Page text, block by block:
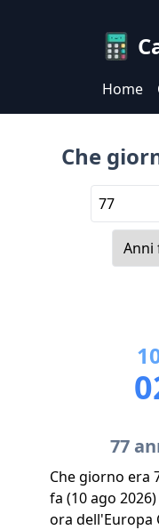
Home
Che
77
Che giorno era
fa (10 ago
ora dell'Europa